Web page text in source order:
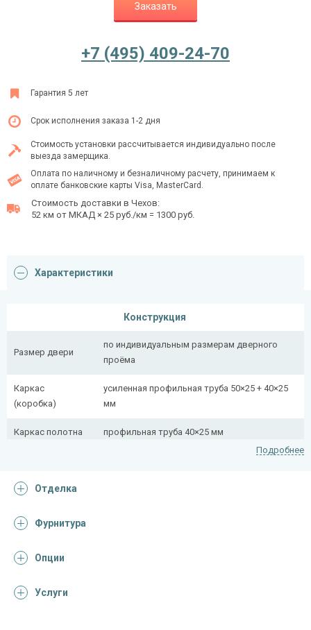
Ежедневно с 08:00 до 24:00
Заказать
+7 (495) 409-24-70
Гарантия 5 лет
Срок исполнения заказа 1-2 дня
Стоимость установки рассчитывается индивидуально после
выезда замерщика.
Оплата по наличному и безналичному расчету, принимаем к
оплате банковские карты Visa, MasterCard.
Стоимость доставки в Чехов:
52 км от МКАД × 25 руб./км = 1300 руб.
Характеристики
Конструкция
Размер двери
по индивидуальным размерам дверного
проёма
Каркас
(коробка)
усиленная профильная труба 50×25 + 40×25
мм
Каркас полотна профильная труба 40×25 мм
Притворная
Ребра жесткости
Подробнее
Отделка
Фурнитура
Опции
Услуги